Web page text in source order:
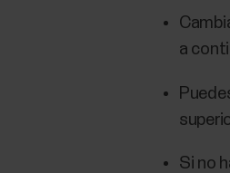
a
Si no